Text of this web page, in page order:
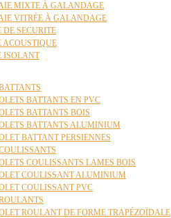
MIXTE À GALANDAGE
VITRÉE À GALANDAGE
SECURITE
ACOUSTIQUE
ISOLANT
BATTANTS EN PVC
BATTANTS BOIS
BATTANTS ALUMINIUM
BATTANT PERSIENNES
COULISSANTS LAMES BOIS
COULISSANT ALUMINIUM
COULISSANT PVC
ROULANT DE FORME TRAPÉZOÏDALE